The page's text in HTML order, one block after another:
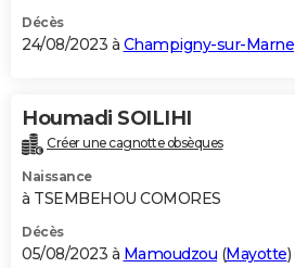
Décès
24/08/2023 à Champigny-sur-Marne
Houmadi SOILIHI
Créer une cagnotte obsèques
Naissance
à TSEMBEHOU COMORES
Décès
05/08/2023 à Mamoudzou (Mayotte)